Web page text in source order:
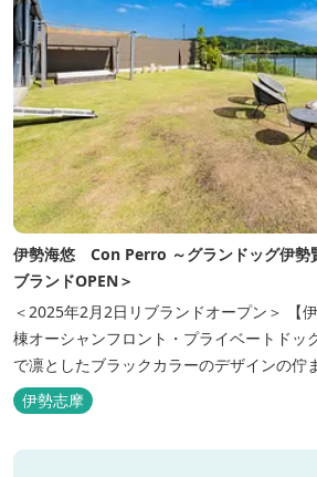
伊勢海悠 Con Perro ～グランドッグ伊勢
ブランドOPEN＞
＜2025年2月2日リブランドオープン＞
棟オーシャンフロント・プライベートドッグ
で凛としたブラックカラーのデザインの佇
溢れる客室。 客室に一歩入れば全室海に面
ト。 颯爽とした広いプライベートドッグラ
眺める最高のロケーション。 ▸インクルーシブサービスのお部屋
伊勢志摩